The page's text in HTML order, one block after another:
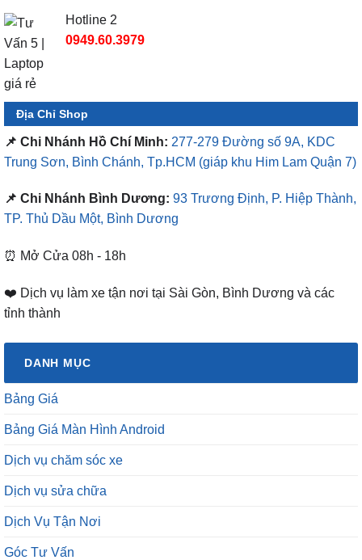
Hotline 2
0949.60.3979
Địa Chỉ Shop
📌 Chi Nhánh Hồ Chí Minh: 277-279 Đường số 9A, KDC
Trung Sơn, Bình Chánh, Tp.HCM (giáp khu Him Lam Quận 7)
📌 Chi Nhánh Bình Dương: 93 Trương Định, P. Hiệp Thành,
TP. Thủ Dầu Một, Bình Dương
⏰ Mở Cửa 08h - 18h
❤️ Dịch vụ làm xe tận nơi tại Sài Gòn, Bình Dương và các
tỉnh thành
DANH MỤC
Bảng Giá
Bảng Giá Màn Hình Android
Dịch vụ chăm sóc xe
Dịch vụ sửa chữa
Dịch Vụ Tận Nơi
Góc Tư Vấn